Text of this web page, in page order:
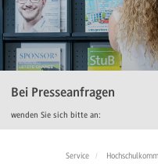
Bei Presseanfragen
wenden Sie sich bitte an:
Service